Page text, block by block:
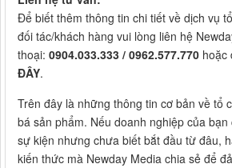
Để biết thêm thông tin chi tiết về dịch vụ
đối tác/khách hàng vui lòng liên hệ
thoại: 0904.033.333 / 0962.577.770 hoặc
ĐÂY.
Trên đây là những thông tin cơ bản về tổ
bá sản phẩm. Nếu doanh nghiệp của
sự kiện nhưng chưa biết bắt đầu từ đâu,
kiến thức mà Newday Media chia sẻ để